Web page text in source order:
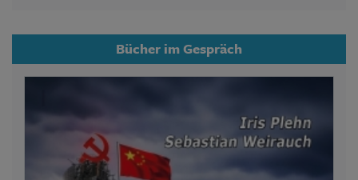
Bücher im Gespräch